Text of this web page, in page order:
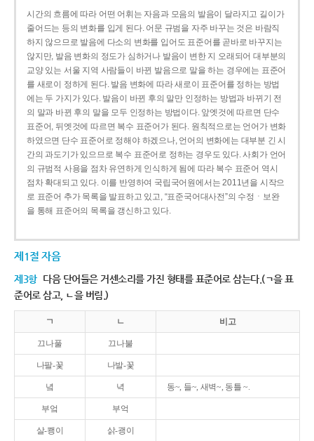
시간의 흐름에 따라 어떤 어휘는 자음과 모음의 발음이 달라지고 길이가
줄어드는 등의 변화를 입게 된다. 어문 규범을 자주 바꾸는 것은 바람직
하지 않으므로 발음에 다소의 변화를 입어도 표준어를 곧바로 바꾸지는
않지만, 발음 변화의 정도가 심하거나 발음이 변한 지 오래되어 대부분의
교양 있는 서울 지역 사람들이 바뀐 발음으로 말을 하는 경우에는 표준어
를 새로이 정하게 된다. 발음 변화에 따라 새로이 표준어를 정하는 방법
에는 두 가지가 있다. 발음이 바뀐 후의 말만 인정하는 방법과 바뀌기 전
의 말과 바뀐 후의 말을 모두 인정하는 방법이다. 앞엣것에 따르면 단수
표준어, 뒤엣것에 따르면 복수 표준어가 된다. 원칙적으로는 언어가 변화
하였으면 단수 표준어로 정해야 하겠으나, 언어의 변화에는 대부분 긴 시
간의 과도기가 있으므로 복수 표준어로 정하는 경우도 있다. 사회가 언어
의 규범적 사용을 점차 유연하게 인식하게 됨에 따라 복수 표준어 역시
점차 확대되고 있다. 이를 반영하여 국립국어원에서는 2011년을 시작으
로 표준어 추가 목록을 발표하고 있고, “표준국어대사전”의 수정ㆍ보완
을 통해 표준어의 목록을 갱신하고 있다.
제1절 자음
제3항 다음 단어들은 거센소리를 가진 형태를 표준어로 삼는다.(ㄱ을 표
준어로 삼고, ㄴ을 버림.)
ㄱ ㄴ 비고
끄나풀 끄나불
나팔-꽃 나발-꽃
녘 녁 동~, 들~, 새벽~, 동틀 ~.
부엌 부억
살-쾡이 삵-괭이